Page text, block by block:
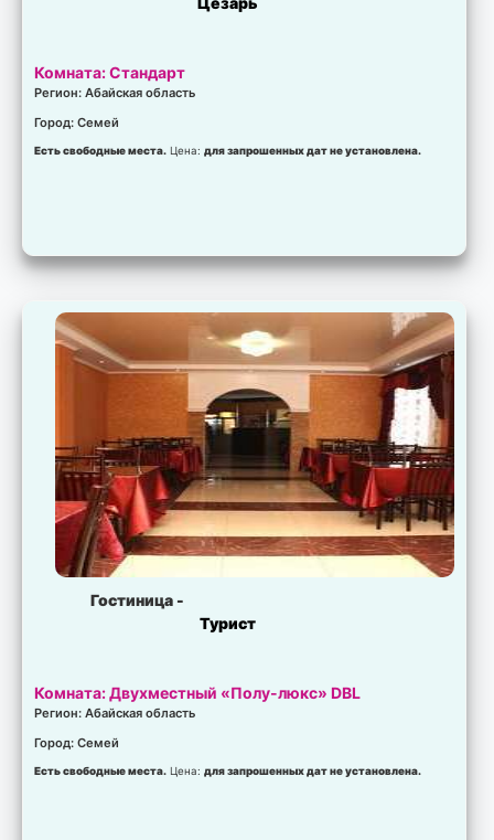
Комната: Стандарт
Регион: Абайская область
Город: Семей
Есть свободные места. Цена:для запрошенных дат не установлена.
Гостиница -
Турист
Комната: Двухместный «Полу-люкс» DBL
Регион: Абайская область
Город: Семей
Есть свободные места. Цена:для запрошенных дат не установлена.